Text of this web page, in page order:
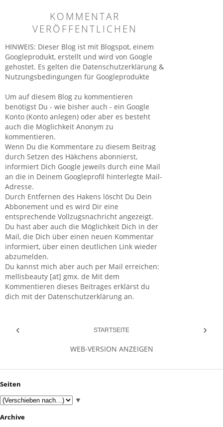
KOMMENTAR
VERÖFFENTLICHEN
HINWEIS: Dieser Blog ist mit Blogspot, einem
Googleprodukt, erstellt und wird von Google
gehostet. Es gelten die Datenschutzerklärung &
Nutzungsbedingungen für Googleprodukte
Um auf diesem Blog zu kommentieren
benötigst Du - wie bisher auch - ein Google
Konto (Konto anlegen) oder aber es besteht
auch die Möglichkeit Anonym zu
kommentieren.
Wenn Du die Kommentare zu diesem Beitrag
durch Setzen des Häkchens abonnierst,
informiert Dich Google jeweils durch eine Mail
an die in Deinem Googleprofil hinterlegte Mail-
Adresse.
Durch Entfernen des Hakens löscht Du Dein
Abbonement und es wird Dir eine
entsprechende Vollzugsnachricht angezeigt.
Du hast aber auch die Möglichkeit Dich in der
Mail, die Dich über einen neuen Kommentar
informiert, über einen deutlichen Link wieder
abzumelden.
Du kannst mich aber auch per Mail erreichen:
mellisbeauty [at] gmx. de Mit dem
Kommentieren dieses Beitrages erklärst du
dich mit der Datenschutzerklärung an.
‹ ›
STARTSEITE
WEB-VERSION ANZEIGEN
Seiten
▼
Archive